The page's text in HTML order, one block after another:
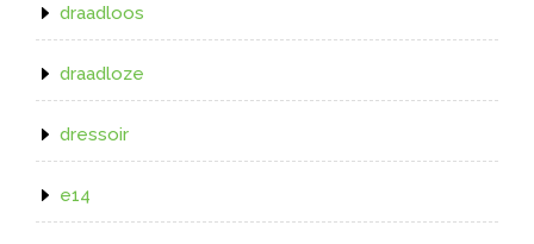
draadloos
draadloze
dressoir
e14